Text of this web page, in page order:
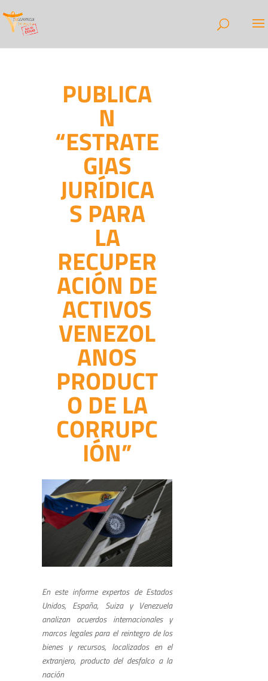
PUBLICA
N
“ESTRATE
GIAS
JURÍDICA
S PARA
LA
RECUPER
ACIÓN DE
ACTIVOS
VENEZOL
ANOS
PRODUCT
O DE LA
CORRUPC
IÓN”
En este informe expertos de Estados
Unidos, España, Suiza y Venezuela
analizan acuerdos internacionales y
marcos legales para el reintegro de los
bienes y recursos, localizados en el
extranjero, producto del desfalco a la
nación